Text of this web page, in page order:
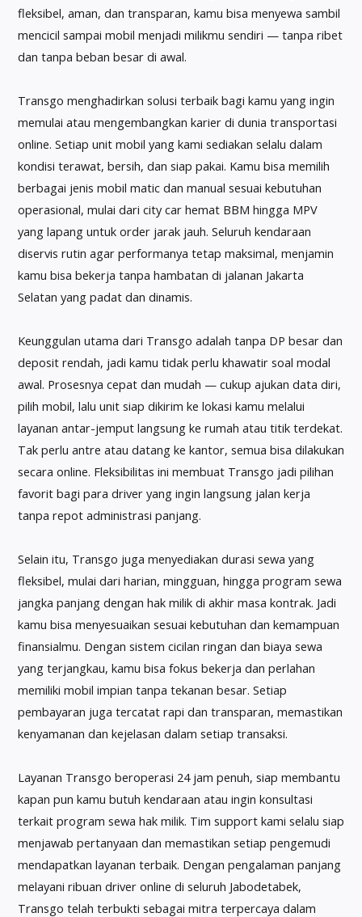
fleksibel, aman, dan transparan, kamu bisa menyewa sambil
mencicil sampai mobil menjadi milikmu sendiri — tanpa ribet
dan tanpa beban besar di awal.
Transgo menghadirkan solusi terbaik bagi kamu yang ingin
memulai atau mengembangkan karier di dunia transportasi
online. Setiap unit mobil yang kami sediakan selalu dalam
kondisi terawat, bersih, dan siap pakai. Kamu bisa memilih
berbagai jenis mobil matic dan manual sesuai kebutuhan
operasional, mulai dari city car hemat BBM hingga MPV
yang lapang untuk order jarak jauh. Seluruh kendaraan
diservis rutin agar performanya tetap maksimal, menjamin
kamu bisa bekerja tanpa hambatan di jalanan Jakarta
Selatan yang padat dan dinamis.
Keunggulan utama dari Transgo adalah tanpa DP besar dan
deposit rendah, jadi kamu tidak perlu khawatir soal modal
awal. Prosesnya cepat dan mudah — cukup ajukan data diri,
pilih mobil, lalu unit siap dikirim ke lokasi kamu melalui
layanan antar-jemput langsung ke rumah atau titik terdekat.
Tak perlu antre atau datang ke kantor, semua bisa dilakukan
secara online. Fleksibilitas ini membuat Transgo jadi pilihan
favorit bagi para driver yang ingin langsung jalan kerja
tanpa repot administrasi panjang.
Selain itu, Transgo juga menyediakan durasi sewa yang
fleksibel, mulai dari harian, mingguan, hingga program sewa
jangka panjang dengan hak milik di akhir masa kontrak. Jadi
kamu bisa menyesuaikan sesuai kebutuhan dan kemampuan
finansialmu. Dengan sistem cicilan ringan dan biaya sewa
yang terjangkau, kamu bisa fokus bekerja dan perlahan
memiliki mobil impian tanpa tekanan besar. Setiap
pembayaran juga tercatat rapi dan transparan, memastikan
kenyamanan dan kejelasan dalam setiap transaksi.
Layanan Transgo beroperasi 24 jam penuh, siap membantu
kapan pun kamu butuh kendaraan atau ingin konsultasi
terkait program sewa hak milik. Tim support kami selalu siap
menjawab pertanyaan dan memastikan setiap pengemudi
mendapatkan layanan terbaik. Dengan pengalaman panjang
melayani ribuan driver online di seluruh Jabodetabek,
Transgo telah terbukti sebagai mitra terpercaya dalam